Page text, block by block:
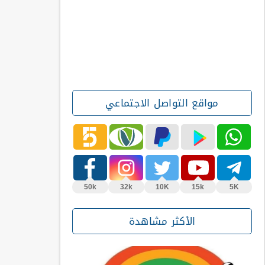
مواقع التواصل الاجتماعي
5K
15k
10K
32k
50k
الأكثر مشاهدة